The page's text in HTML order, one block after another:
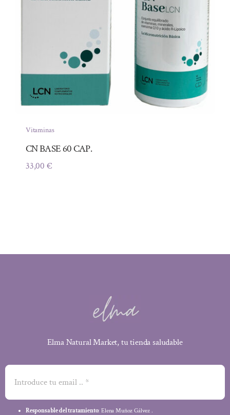
Vitaminas
CN BASE 60 CAP.
33,00 €
Elma Natural Market, tu tienda saludable
Responsable del tratamiento: Elena Muñoz Gálvez .